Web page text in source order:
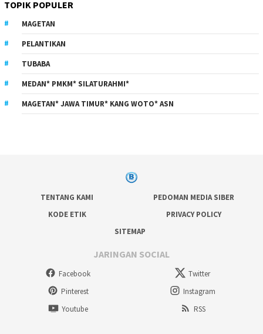
TOPIK POPULER
MAGETAN
PELANTIKAN
TUBABA
MEDAN* PMKM* SILATURAHMI*
MAGETAN* JAWA TIMUR* KANG WOTO* ASN
TENTANG KAMI
PEDOMAN MEDIA SIBER
KODE ETIK
PRIVACY POLICY
SITEMAP
JARINGAN SOCIAL
Facebook
Twitter
Pinterest
Instagram
Youtube
RSS